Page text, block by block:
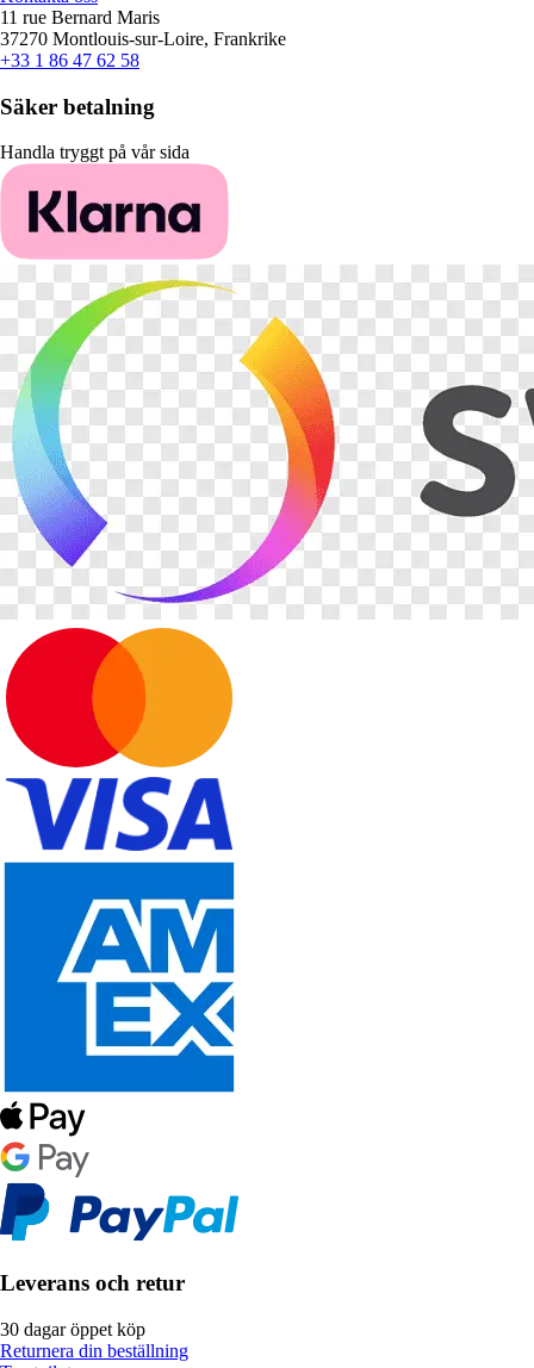
11 rue Bernard Maris
37270 Montlouis-sur-Loire, Frankrike
+33 1 86 47 62 58
Säker betalning
Handla tryggt på vår sida
Leverans och retur
30 dagar öppet köp
Returnera din beställning